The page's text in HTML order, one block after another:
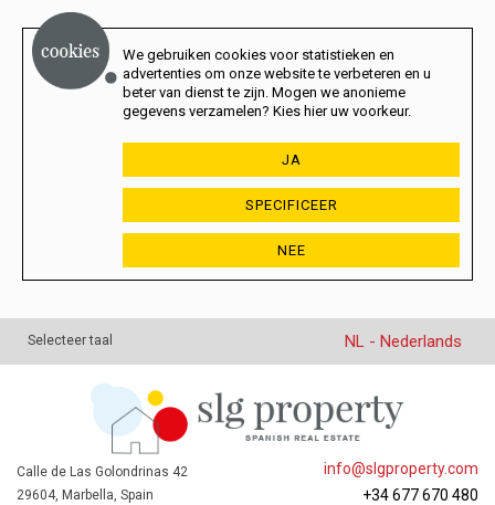
We gebruiken cookies voor statistieken en
advertenties om onze website te verbeteren en u
beter van dienst te zijn. Mogen we anonieme
gegevens verzamelen? Kies hier uw voorkeur.
JA
SPECIFICEER
NEE
Selecteer taal NL - Nederlands
info@slgproperty.com
+34 677 670 480
Calle de Las Golondrinas 42
29604, Marbella, Spain